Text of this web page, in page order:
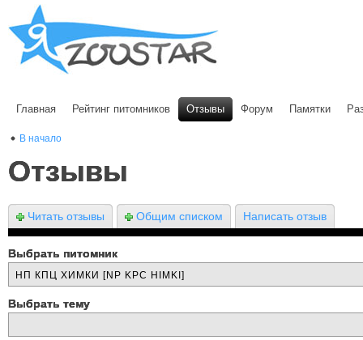
Главная Рейтинг питомников Отзывы Форум Памятки
В начало
Отзывы
Читать отзывы Общим списком Написать отзыв
Выбрать питомник
Выбрать тему